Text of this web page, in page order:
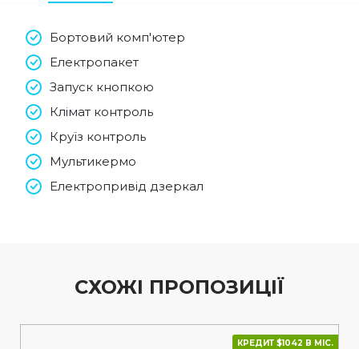
Бортовий комп'ютер
Електропакет
Запуск кнопкою
Клімат контроль
Круїз контроль
Мультикермо
Електропривід дзеркал
СХОЖІ ПРОПОЗИЦІЇ
КРЕДИТ $1042 В МІС.